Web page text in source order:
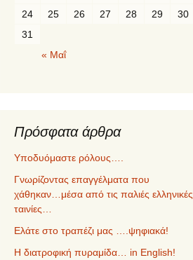
« Μαΐ
24
25 26 27 28 29
30
31
Πρόσφατα άρθρα
Υποδυόμαστε ρόλους….
Γνωρίζοντας επαγγέλματα που
χάθηκαν…μέσα από τις παλιές ελληνικές
ταινίες…
Ελάτε στο τραπέζι μας ….ψηφιακά!
Η διατροφική πυραμίδα… in English!